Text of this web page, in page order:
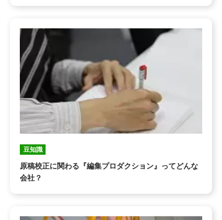
豆知識
原稿校正に関わる『編集プロダクション』ってどんな
会社？